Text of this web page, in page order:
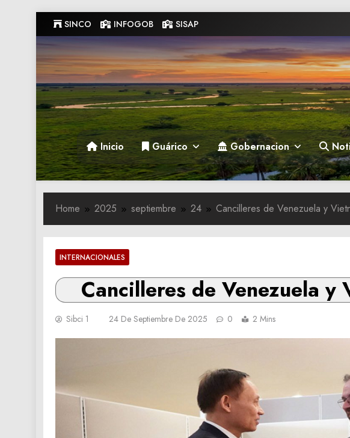
to
content
SINCO INFOGOB SISAP
Gobernacion de Guarico
Gobernacion de Guarico
Inicio Guárico Gobernacion
Home 2025 septiembre 24 Cancilleres de Venezuela y
INTERNACIONALES
Cancilleres de Venezuela
Sibci 1 24 De Septiembre De 2025 0 2 Mins